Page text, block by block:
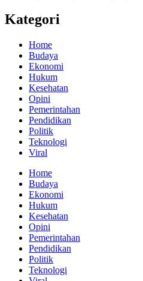
Kategori
Home
Budaya
Ekonomi
Hukum
Kesehatan
Opini
Pemerintahan
Pendidikan
Politik
Teknologi
Viral
Home
Budaya
Ekonomi
Hukum
Kesehatan
Opini
Pemerintahan
Pendidikan
Politik
Teknologi